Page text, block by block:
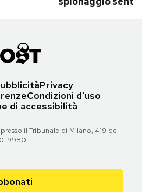
Privacy
Condizioni d'uso
di accessibilità
il Tribunale di Milano, 419 del
9980